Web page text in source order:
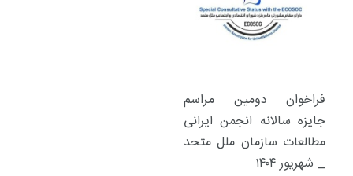
فراخوان دومین مراسم
جایزه سالانه انجمن ایرانی
مطالعات سازمان ملل متحد
_ شهریور ۱۴۰۴